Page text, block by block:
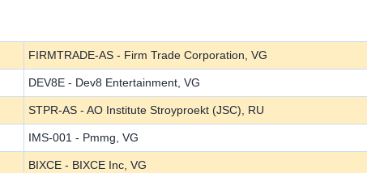
FIRMTRADE-AS - Firm Trade Corporation, VG
DEV8E - Dev8 Entertainment, VG
STPR-AS - AO Institute Stroyproekt (JSC), RU
IMS-001 - Pmmg, VG
BIXCE - BIXCE Inc, VG